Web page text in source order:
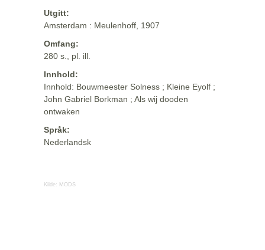
Utgitt:
Amsterdam : Meulenhoff, 1907
Omfang:
280 s., pl. ill.
Innhold:
Innhold: Bouwmeester Solness ; Kleine Eyolf ;
John Gabriel Borkman ; Als wij dooden
ontwaken
Språk:
Nederlandsk
Kilde: MODS